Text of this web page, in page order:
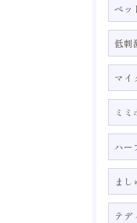
ペッ
低刺
マイ
ミミ
ハー
ま
テデ